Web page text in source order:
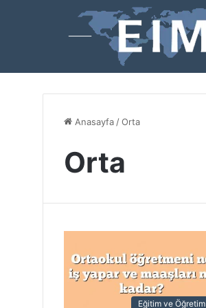
Anasayfa /Orta
Orta
Eğitim ve Öğretim